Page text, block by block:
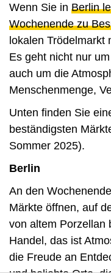
Wenn Sie in Berlin
Wochenende zu
lokalen Trödelmarkt
Es geht nicht nur
auch um die
Menschenmenge,
Unten finden Sie
beständigsten
Sommer 2025).
Berlin
An den
Märkte öffnen, auf
von altem Porzellan
Handel, das ist
die Freude an